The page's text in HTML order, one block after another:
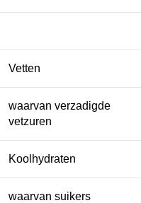
Vetten
waarvan verzadigde
vetzuren
Koolhydraten
waarvan suikers